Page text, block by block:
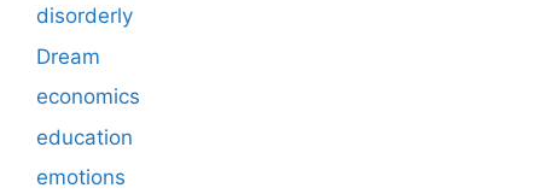
disorderly
Dream
economics
education
emotions